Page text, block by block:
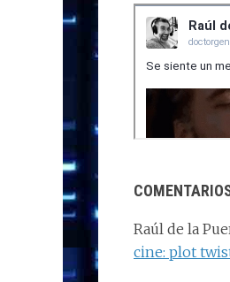
Raúl de la
cine: plot